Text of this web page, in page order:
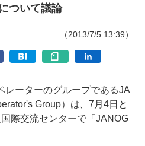
ついて議論
（2013/7/5 13:39）
ーターのグループであるJA
Group）は、7月4日と
際交流センターで「JANOG